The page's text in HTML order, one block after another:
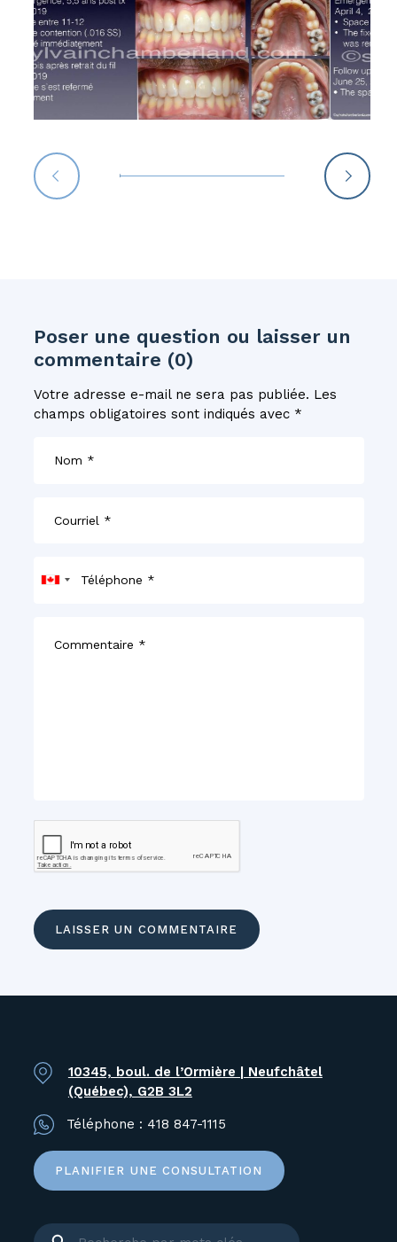
Poser une question ou laisser un
commentaire (0)
Votre adresse e-mail ne sera pas publiée. Les
champs obligatoires sont indiqués avec *
10345, boul. de l’Ormière | Neufchâtel
(Québec), G2B 3L2
Téléphone : 418 847-1115
PLANIFIER UNE CONSULTATION